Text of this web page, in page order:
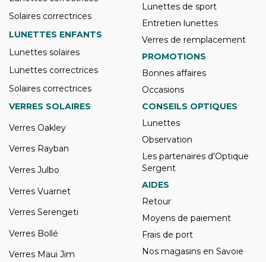
Solaires correctrices
LUNETTES ENFANTS
Lunettes solaires
Lunettes correctrices
Solaires correctrices
Lunettes de sport
Entretien lunettes
Verres de remplacement
PROMOTIONS
Bonnes affaires
Occasions
VERRES SOLAIRES
Verres Oakley
Verres Rayban
Verres Julbo
Verres Vuarnet
Verres Serengeti
Verres Bollé
Verres Maui Jim
CONSEILS OPTIQUES
Lunettes
Observation
Les partenaires d'Optique
Sergent
AIDES
Retour
Moyens de paiement
Frais de port
Nos magasins en Savoie